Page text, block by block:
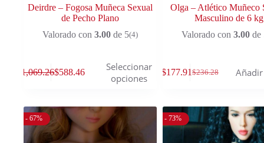
Deirdre – Fogosa Muñeca Sexual
de Pecho Plano
Valorado con 3.00de 5(4)
1,069.26$588.46
Seleccionar
opciones
Olga – Atlético Muñeco
Masculino de 6 kg
Valorado con 3.00de
$236.28
$177.91
- 67% - 73%